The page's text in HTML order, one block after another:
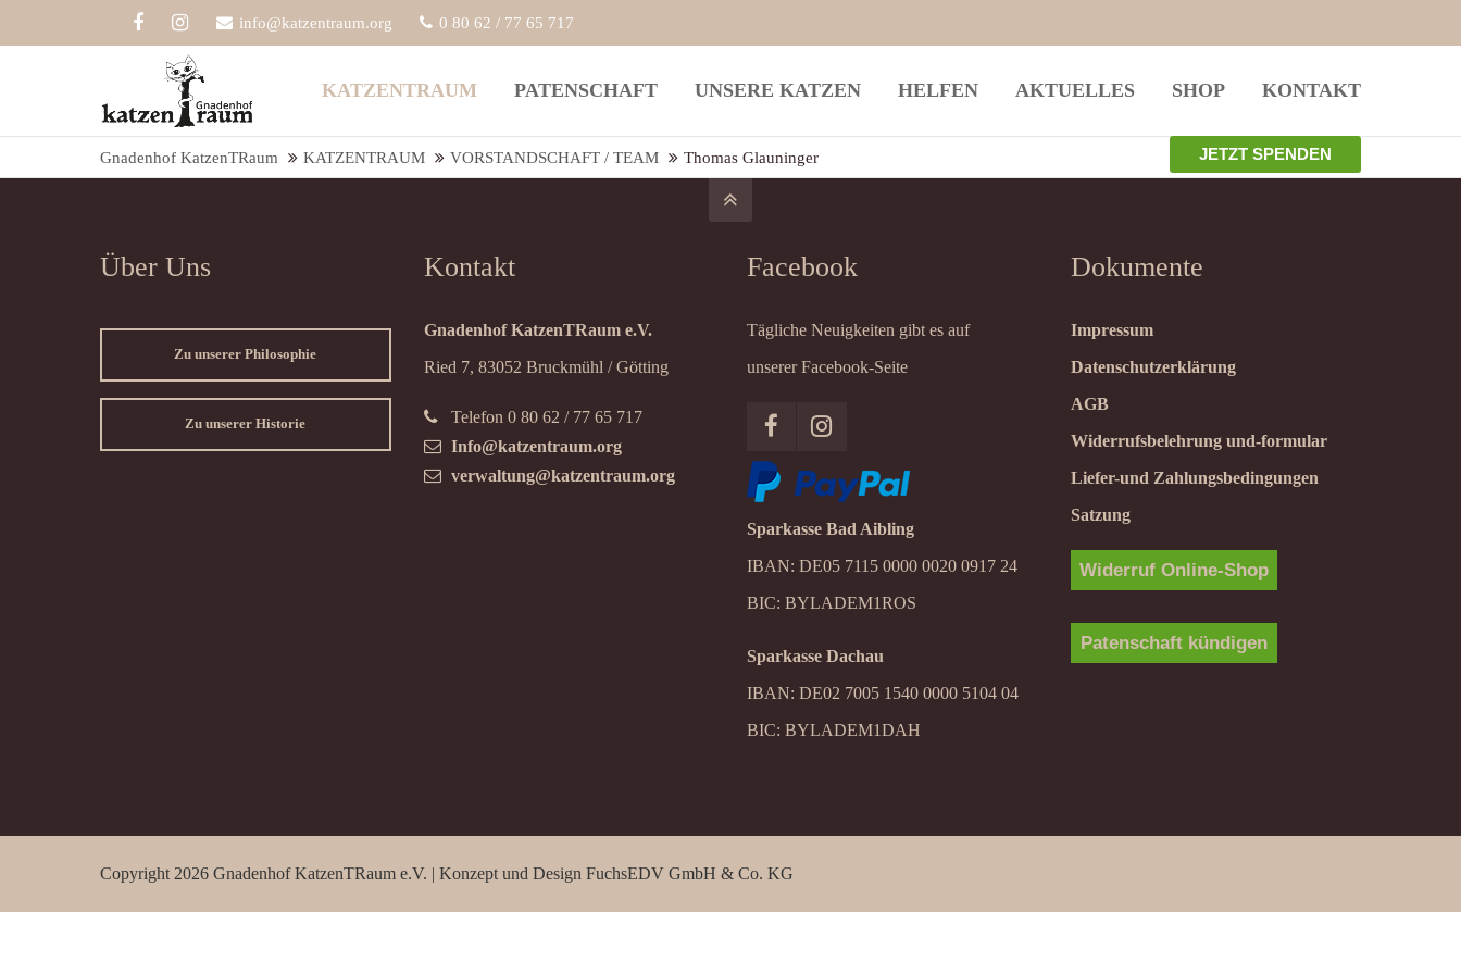
Der Eintrag "offcanvas-col1" existiert
leider nicht.
leider nicht.
leider nicht.
leider nicht.
info@katzentraum.org 0 80 62 / 77 65 717
KATZENTRAUM PATENSCHAFT UNSERE KATZEN HELFEN AKTUELLES SHOP KONTAKT
JETZT SPENDEN
Gnadenhof KatzenTRaum KATZENTRAUM VORSTANDSCHAFT / TEAM Thomas Glauninger
Über Uns
Zu unserer Philosophie
Zu unserer Historie
Kontakt
Gnadenhof KatzenTRaum e.V.
Ried 7, 83052 Bruckmühl / Götting
Telefon 0 80 62 / 77 65 717
Info@katzentraum.org
verwaltung@katzentraum.org
Facebook
Tägliche Neuigkeiten gibt es auf
unserer Facebook-Seite
Sparkasse Bad Aibling
IBAN: DE05 7115 0000 0020 0917 24
BIC: BYLADEM1ROS
Sparkasse Dachau
IBAN: DE02 7005 1540 0000 5104 04
BIC: BYLADEM1DAH
Dokumente
Impressum
Datenschutzerklärung
AGB
Widerrufsbelehrung und-formular
Liefer-und Zahlungsbedingungen
Satzung
Widerruf Online-Shop
Patenschaft kündigen
Copyright 2026 Gnadenhof KatzenTRaum e.V. | Konzept und Design FuchsEDV GmbH & Co. KG